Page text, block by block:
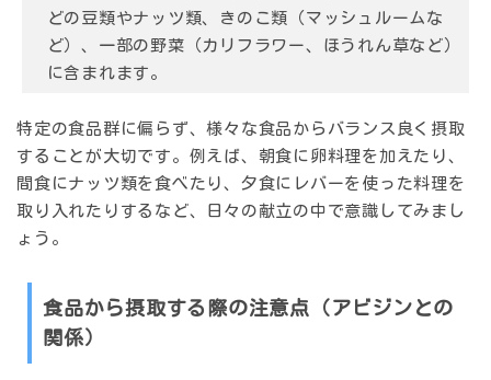
どの豆類やナッツ類、きのこ類（マッシュルームな
ど）、一部の野菜（カリフラワー、ほうれん草など）
に含まれます。
特定の食品群に偏らず、様々な食品からバランス良く摂取
することが大切です。例えば、朝食に卵料理を加えたり、
間食にナッツ類を食べたり、夕食にレバーを使った料理を
取り入れたりするなど、日々の献立の中で意識してみまし
ょう。
食品から摂取する際の注意点（アビジンとの
関係）